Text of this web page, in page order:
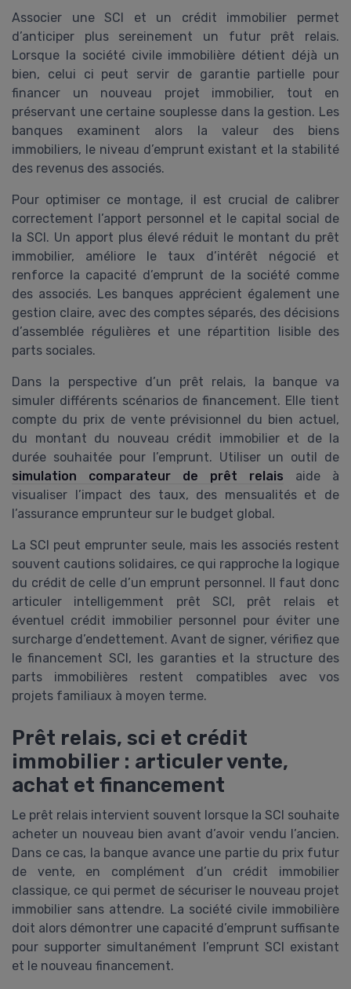
Associer une SCI et un crédit immobilier permet
d’anticiper plus sereinement un futur prêt relais.
Lorsque la société civile immobilière détient déjà un
bien, celui ci peut servir de garantie partielle pour
financer un nouveau projet immobilier, tout en
préservant une certaine souplesse dans la gestion. Les
banques examinent alors la valeur des biens
immobiliers, le niveau d’emprunt existant et la stabilité
des revenus des associés.
Pour optimiser ce montage, il est crucial de calibrer
correctement l’apport personnel et le capital social de
la SCI. Un apport plus élevé réduit le montant du prêt
immobilier, améliore le taux d’intérêt négocié et
renforce la capacité d’emprunt de la société comme
des associés. Les banques apprécient également une
gestion claire, avec des comptes séparés, des décisions
d’assemblée régulières et une répartition lisible des
parts sociales.
Dans la perspective d’un prêt relais, la banque va
simuler différents scénarios de financement. Elle tient
compte du prix de vente prévisionnel du bien actuel,
du montant du nouveau crédit immobilier et de la
durée souhaitée pour l’emprunt. Utiliser un outil de
simulation comparateur de prêt relais aide à
visualiser l’impact des taux, des mensualités et de
l’assurance emprunteur sur le budget global.
La SCI peut emprunter seule, mais les associés restent
souvent cautions solidaires, ce qui rapproche la logique
du crédit de celle d’un emprunt personnel. Il faut donc
articuler intelligemment prêt SCI, prêt relais et
éventuel crédit immobilier personnel pour éviter une
surcharge d’endettement. Avant de signer, vérifiez que
le financement SCI, les garanties et la structure des
parts immobilières restent compatibles avec vos
projets familiaux à moyen terme.
Prêt relais, sci et crédit
immobilier : articuler vente,
achat et financement
Le prêt relais intervient souvent lorsque la SCI souhaite
acheter un nouveau bien avant d’avoir vendu l’ancien.
Dans ce cas, la banque avance une partie du prix futur
de vente, en complément d’un crédit immobilier
classique, ce qui permet de sécuriser le nouveau projet
immobilier sans attendre. La société civile immobilière
doit alors démontrer une capacité d’emprunt suffisante
pour supporter simultanément l’emprunt SCI existant
et le nouveau financement.